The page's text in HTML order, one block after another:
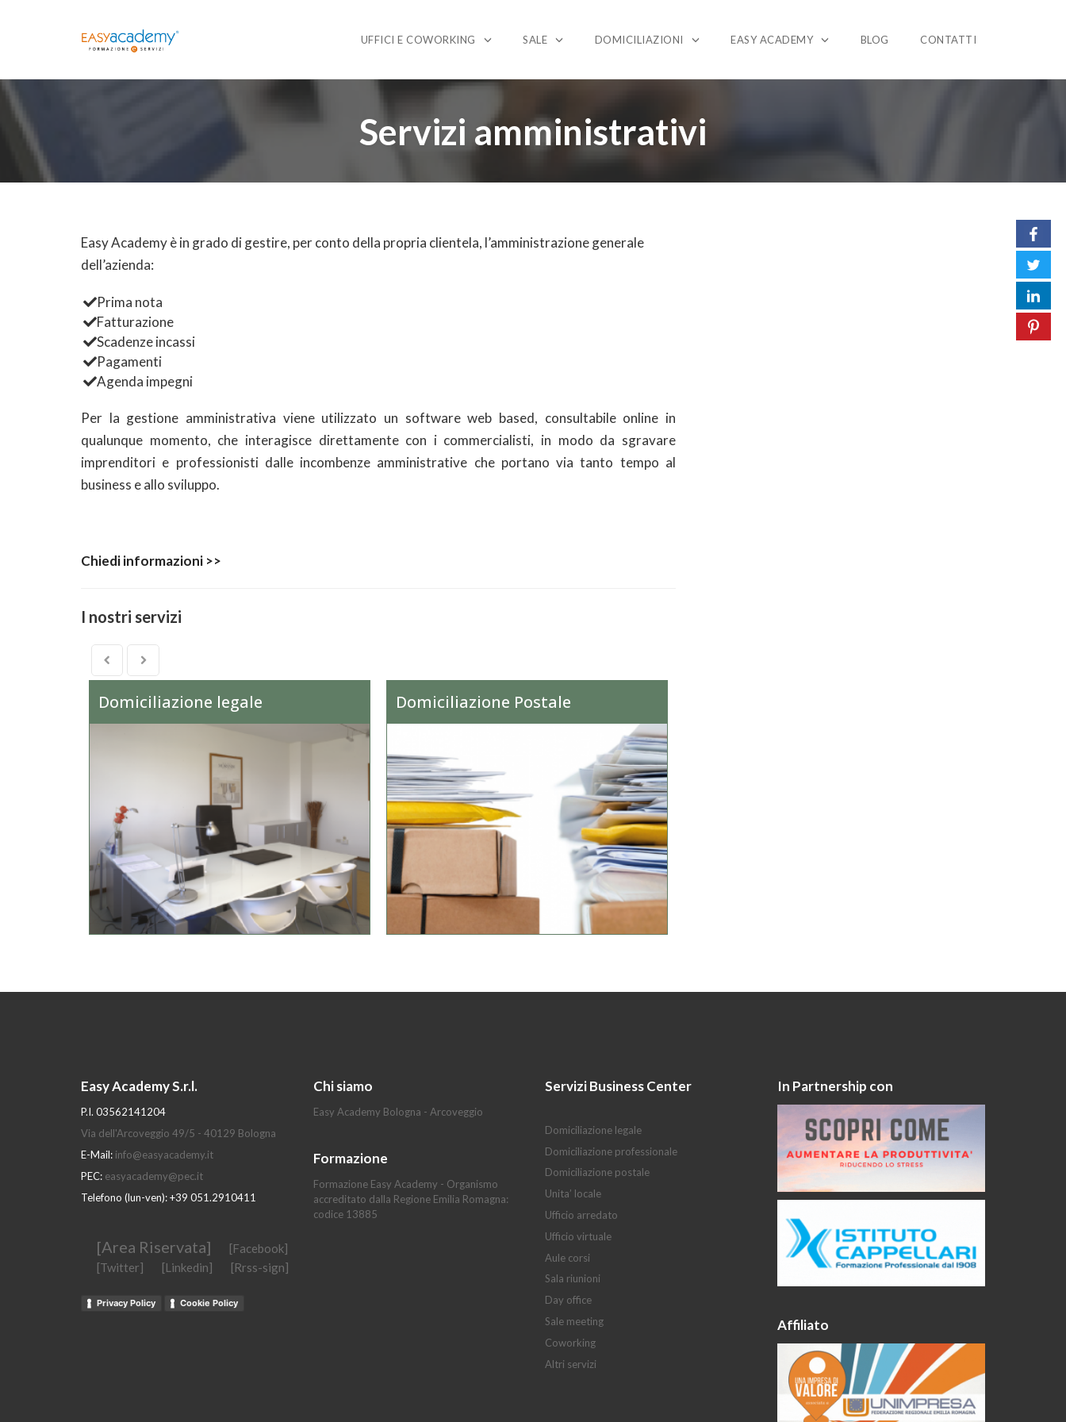
Skip
to
content
UFFICI E COWORKING SALE DOMICILIAZIONI EASY ACADEMY BLOG CONTATTI
Servizi amministrativi
Easy Academy è in grado di gestire, per conto della propria clientela, l’amministrazione generale
dell’azienda:
Prima nota
Fatturazione
Scadenze incassi
Pagamenti
Agenda impegni
Per la gestione amministrativa viene utilizzato un software web based, consultabile online in
qualunque momento, che interagisce direttamente con i commercialisti, in modo da sgravare
imprenditori e professionisti dalle incombenze amministrative che portano via tanto tempo al
business e allo sviluppo.
Chiedi informazioni >>
I nostri servizi
Domiciliazione legale Domiciliazione Postale
Easy Academy S.r.l.
P.I. 03562141204
Via dell'Arcoveggio 49/5 - 40129 Bologna
E-Mail: info@easyacademy.it
PEC: easyacademy@pec.it
Telefono (lun-ven): +39 051.2910411
[Area Riservata]
[Facebook]
[Twitter]
[Linkedin] [Rrss-sign]
Privacy Policy Cookie Policy
Chi siamo
Easy Academy Bologna - Arcoveggio
Formazione
Formazione Easy Academy - Organismo
accreditato dalla Regione Emilia Romagna:
codice 13885
Servizi Business Center
Domiciliazione legale
Domiciliazione professionale
Domiciliazione postale
Unita’ locale
Ufficio arredato
Ufficio virtuale
Aule corsi
Sala riunioni
Day office
Sale meeting
Coworking
Altri servizi
In Partnership con
Affiliato